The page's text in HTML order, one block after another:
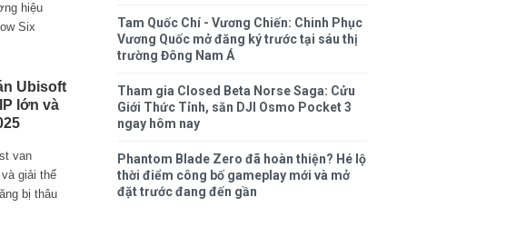
hiệu
Six
Ubisoft
lớn và
van
giải thể
bị thâu
Tam Quốc Chí - Vương Chiến: Chinh Phục
Vương Quốc mở đăng ký trước tại sáu thị
trường Đông Nam Á
Tham gia Closed Beta Norse Saga: Cửu
Giới Thức Tỉnh, săn DJI Osmo Pocket 3
ngay hôm nay
Phantom Blade Zero đã hoàn thiện? Hé lộ
thời điểm công bố gameplay mới và mở
đặt trước đang đến gần